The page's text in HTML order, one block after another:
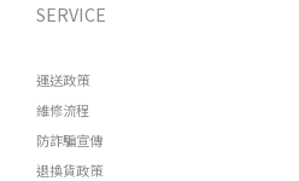
SERVICE
運送政策
維修流程
防詐騙宣傳
退換貨政策